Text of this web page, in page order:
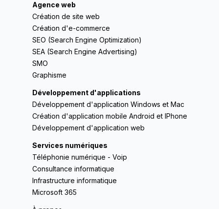
Agence web
Création de site web
Création d'e-commerce
SEO (Search Engine Optimization)
SEA (Search Engine Advertising)
SMO
Graphisme
Développement d'applications
Développement d'application Windows et Mac
Création d'application mobile Android et IPhone
Développement d'application web
Services numériques
Téléphonie numérique - Voip
Consultance informatique
Infrastructure informatique
Microsoft 365